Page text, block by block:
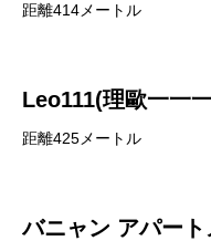
距離414メートル
Leo111(理歐一一
距離425メートル
バニャン アパー